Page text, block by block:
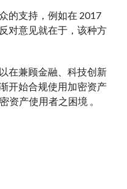
的支持，例如在 2017
对意见就在于，该种方
在兼顾金融、科技创新
开始合规使用加密资产
资产使用者之困境 。